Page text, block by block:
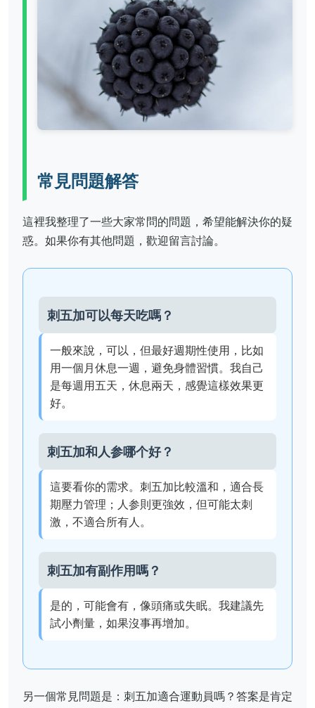
常見問題解答
這裡我整理了一些大家常問的問題，希望能解決你的疑
惑。如果你有其他問題，歡迎留言討論。
刺五加可以每天吃嗎？
一般來說，可以，但最好週期性使用，比如
用一個月休息一週，避免身體習慣。我自己
是每週用五天，休息兩天，感覺這樣效果更
好。
刺五加和人参哪个好？
這要看你的需求。刺五加比較溫和，適合長
期壓力管理；人参則更強效，但可能太刺
激，不適合所有人。
刺五加有副作用嗎？
是的，可能會有，像頭痛或失眠。我建議先
試小劑量，如果沒事再增加。
另一個常見問題是：刺五加適合運動員嗎？答案是肯定